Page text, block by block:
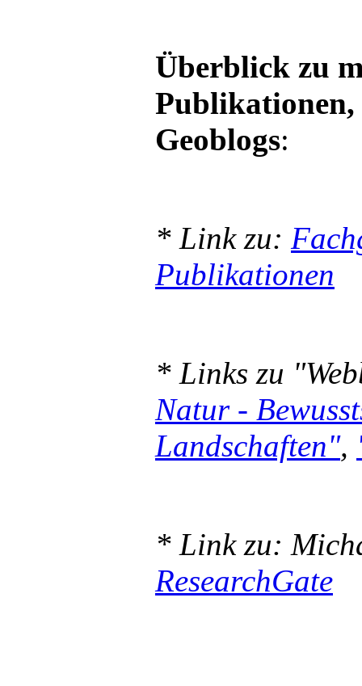
Überblick zu
Geoblogs:
* Link zu:
Publikationen
* Links zu
Natur -
Landschaften",
* Link zu:
ResearchGate